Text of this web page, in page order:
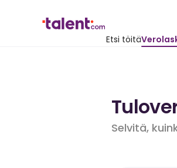
Etsi töitä
Selvitä,